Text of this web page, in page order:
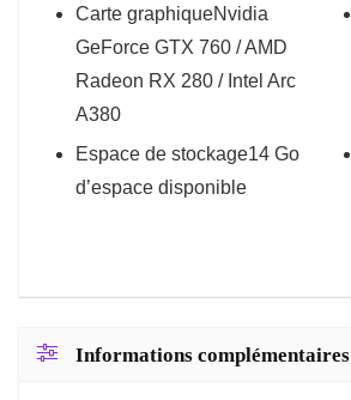
Carte graphiqueNvidia
GeForce GTX 760 / AMD
Radeon RX 280 / Intel Arc
A380
Espace de stockage14 Go
d’espace disponible
Informations complémentaires